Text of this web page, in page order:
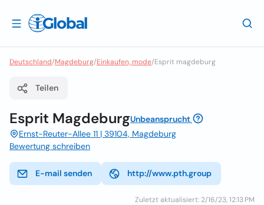
Deutschland/Magdeburg/Einkaufen, mode/Esprit magdeburg
Teilen
Esprit MagdeburgUnbeansprucht
Ernst-Reuter-Allee 11 | 39104, Magdeburg
Bewertung schreiben
E-mail senden http://www.pth.group
Zuletzt aktualisiert: 2/16/23, 12:13 PM